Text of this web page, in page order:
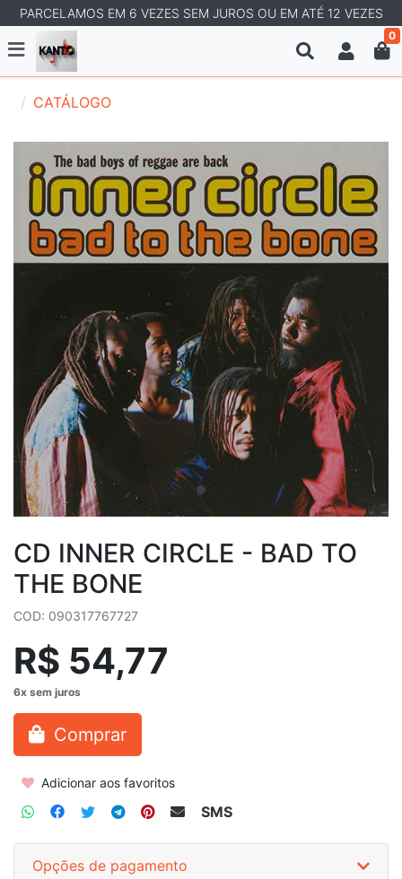
PARCELAMOS EM 6 VEZES SEM JUROS OU EM ATÉ 12 VEZES
0
CATÁLOGO
CD INNER CIRCLE - BAD TO
THE BONE
COD: 090317767727
R$ 54,77
Comprar
Adicionar aos favoritos
SMS
Opções de pagamento